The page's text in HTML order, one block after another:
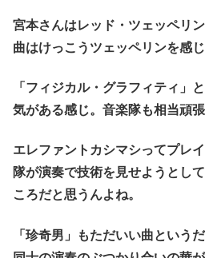
宮本さんはレッド・ツェッペリ
曲はけっこうツェッペリンを感じ
「フィジカル・グラフィティ」
気がある感じ。音楽隊も相当頑張
エレファントカシマシってプレ
隊が演奏で技術を見せようとし
ころだと思うんよね。
「珍奇男」もただいい曲という